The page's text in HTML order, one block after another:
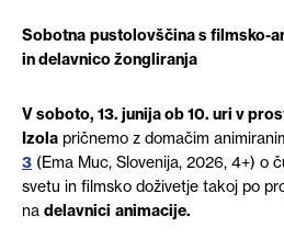
Sobotna pustolovščina s filmsko-
in delavnico žongliranja
V soboto, 13. junija ob 10. uri v
Izola pričnemo z domačim
3 (Ema Muc, Slovenija, 2026, 4+) o
svetu in filmsko doživetje takoj po
na delavnici animacije.